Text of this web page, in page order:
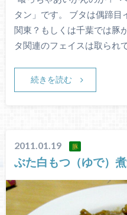
タン」です。 ブタは偶蹄目
関東？もしくは千葉では豚
タ関連のフェイスは取られ
続きを読む
2011.01.19 豚
ぶた白もつ（ゆで）